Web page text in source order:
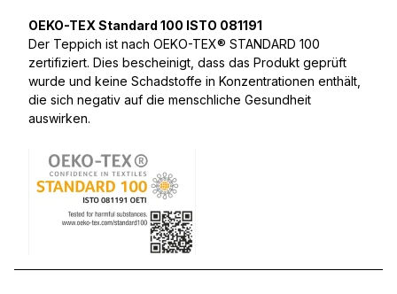
OEKO-TEX Standard 100 ISTO 081191
Der Teppich ist nach OEKO-TEX® STANDARD 100
zertifiziert. Dies bescheinigt, dass das Produkt geprüft
wurde und keine Schadstoffe in Konzentrationen enthält,
die sich negativ auf die menschliche Gesundheit
auswirken.